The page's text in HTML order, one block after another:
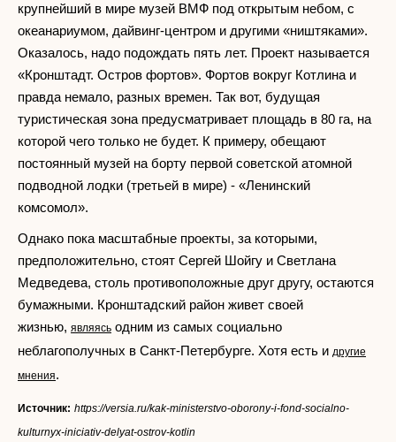
крупнейший в мире музей ВМФ под открытым небом, с
океанариумом, дайвинг-центром и другими «ништяками».
Оказалось, надо подождать пять лет. Проект называется
«Кронштадт. Остров фортов». Фортов вокруг Котлина и
правда немало, разных времен. Так вот, будущая
туристическая зона предусматривает площадь в 80 га, на
которой чего только не будет. К примеру, обещают
постоянный музей на борту первой советской атомной
подводной лодки (третьей в мире) - «Ленинский
комсомол».
Однако пока масштабные проекты, за которыми,
предположительно, стоят Сергей Шойгу и Светлана
Медведева, столь противоположные друг другу, остаются
бумажными. Кронштадский район живет своей
жизнью, являясь одним из самых социально
неблагополучных в Санкт-Петербурге. Хотя есть и другие
мнения.
Источник: https://versia.ru/kak-ministerstvo-oborony-i-fond-socialno-
kulturnyx-iniciativ-delyat-ostrov-kotlin